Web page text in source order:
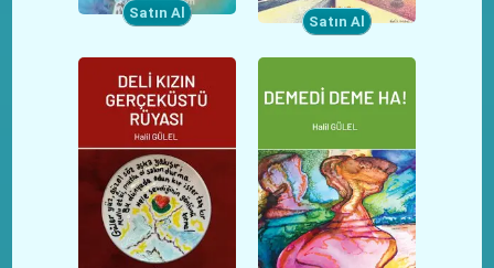
Satın Al Satın Al